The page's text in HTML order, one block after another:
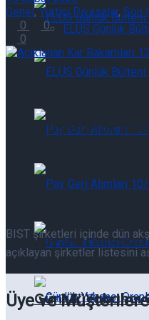
ELÜS Günlük
Pay Geri
Günlük
ELÜS Günlük
ELÜS Günlük
Pay Geri
Genel,Yurtiçi Piyasalar,Son
0
0
0
BIST şirketleri içinde dün
açıklayan şirketler listesini
Üye ve